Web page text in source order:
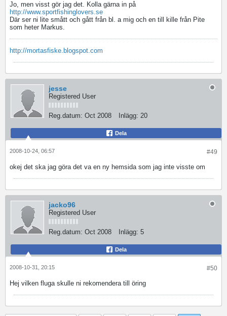
Jo, men visst gör jag det. Kolla gärna in på
http://www.sportfishinglovers.se
Där ser ni lite smått och gått från bl. a mig och en till kille från Pite
som heter Markus.
http://mortasfiske.blogspot.com
jesse
Registered User
Reg.datum: Oct 2008 Inlägg: 20
Dela
#49
2008-10-24, 06:57
okej det ska jag göradet va en ny hemsida som jag inte visste om
jacko96
Registered User
Reg.datum: Oct 2008 Inlägg: 5
Dela
#50
2008-10-31, 20:15
Hej vilken fluga skulle ni rekomendera till öring